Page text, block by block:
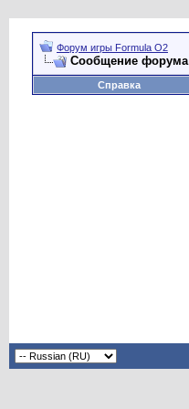
Форум игры Formula O2
Сообщение форума
Справка